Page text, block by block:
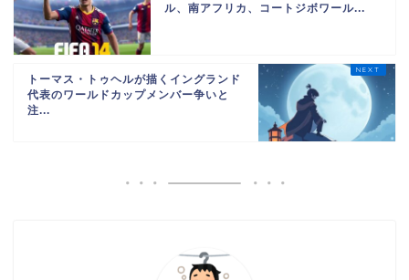
ル、南アフリカ、コートジボワール...
トーマス・トゥヘルが描くイングランド
代表のワールドカップメンバー争いと
注...